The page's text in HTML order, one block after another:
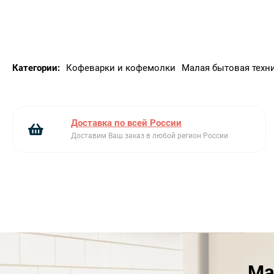
Категории: Кофеварки и кофемолки Малая бытовая
Доставка по всей России
Доставим Ваш заказ в любой регион России